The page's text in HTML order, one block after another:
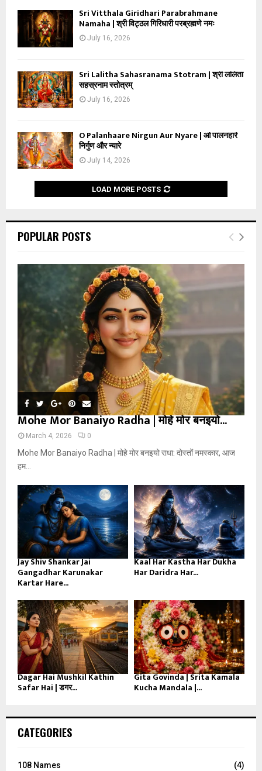
Sri Vitthala Giridhari Parabrahmane
Namaha | श्री विट्ठल गिरिधारी परब्रह्मणे नमः
July 16, 2026
Sri Lalitha Sahasranama Stotram | श्री ललिता
सहस्रनाम स्तोत्रम्
July 16, 2026
O Palanhaare Nirgun Aur Nyare | ओ पालनहारे
निर्गुण और न्यारे
July 14, 2026
LOAD MORE POSTS
POPULAR POSTS
Mohe Mor Banaiyo Radha | मोहे मोर बनइयो...
March 4, 2026 0
Mohe Mor Banaiyo Radha | मोहे मोर बनइयो राधा: दोस्तों नमस्कार, आज
हम...
Jay Shiv Shankar Jai
Gangadhar Karunakar
Kartar Hare...
Kaal Har Kastha Har Dukha
Har Daridra Har...
Dagar Hai Mushkil Kathin
Safar Hai | डगर...
Gita Govinda | Srita Kamala
Kucha Mandala |...
CATEGORIES
108 Names
(4)